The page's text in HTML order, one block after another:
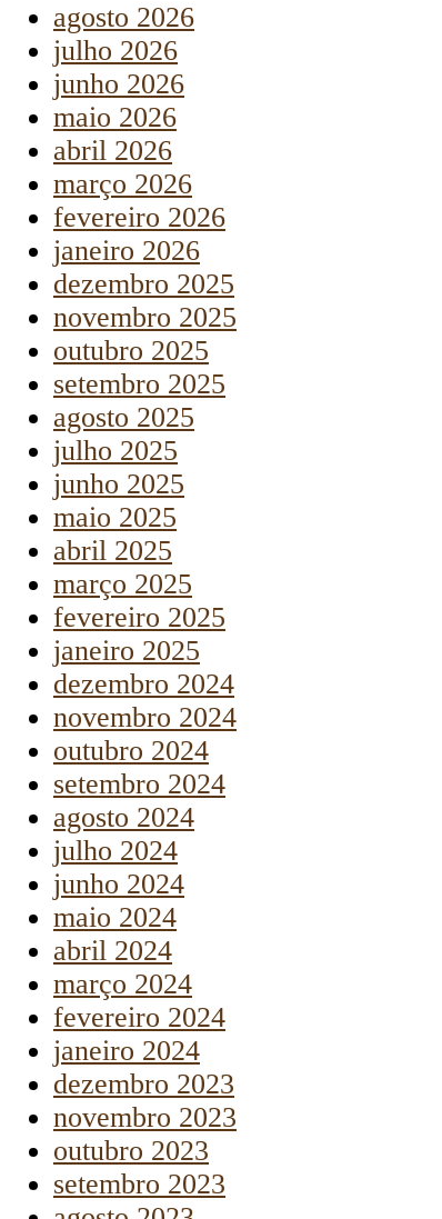
agosto 2026
julho 2026
junho 2026
maio 2026
abril 2026
março 2026
fevereiro 2026
janeiro 2026
dezembro 2025
novembro 2025
outubro 2025
setembro 2025
agosto 2025
julho 2025
junho 2025
maio 2025
abril 2025
março 2025
fevereiro 2025
janeiro 2025
dezembro 2024
novembro 2024
outubro 2024
setembro 2024
agosto 2024
julho 2024
junho 2024
maio 2024
abril 2024
março 2024
fevereiro 2024
janeiro 2024
dezembro 2023
novembro 2023
outubro 2023
setembro 2023